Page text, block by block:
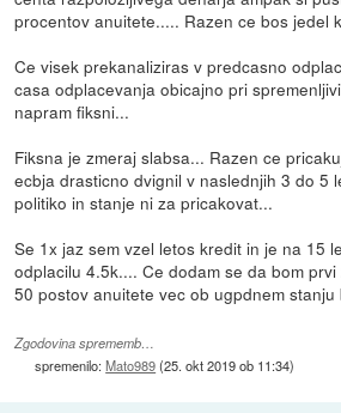
procentov anuitete..... Razen ce bos jedel
Ce visek prekanaliziras v predcasno
casa odplacevanja obicajno pri
napram fiksni...
Fiksna je zmeraj slabsa... Razen ce
ecbja drasticno dvignil v naslednjih 3 do 5
politiko in stanje ni za pricakovat...
Se 1x jaz sem vzel letos kredit in je na 15
odplacilu 4.5k.... Ce dodam se da bom
50 postov anuitete vec ob ugpdnem
Zgodovina sprememb…
spremenilo:Mato989(25. okt 2019 ob 11:34)